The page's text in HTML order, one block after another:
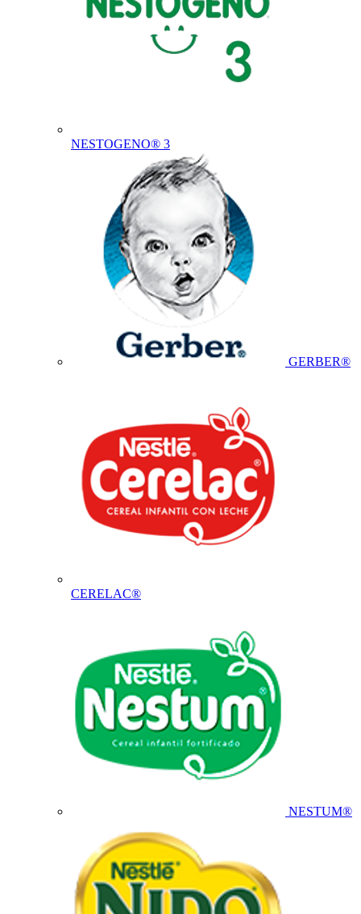
NESTOGENO® 3
GERBER®
CERELAC®
NESTUM®